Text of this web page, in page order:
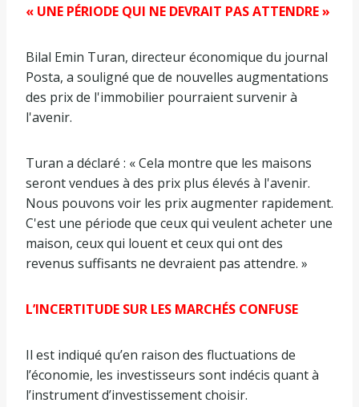
« UNE PÉRIODE QUI NE DEVRAIT PAS ATTENDRE »
Bilal Emin Turan, directeur économique du journal
Posta, a souligné que de nouvelles augmentations
des prix de l'immobilier pourraient survenir à
l'avenir.
Turan a déclaré : « Cela montre que les maisons
seront vendues à des prix plus élevés à l'avenir.
Nous pouvons voir les prix augmenter rapidement.
C'est une période que ceux qui veulent acheter une
maison, ceux qui louent et ceux qui ont des
revenus suffisants ne devraient pas attendre. »
L’INCERTITUDE SUR LES MARCHÉS CONFUSE
Il est indiqué qu’en raison des fluctuations de
l’économie, les investisseurs sont indécis quant à
l’instrument d’investissement choisir.